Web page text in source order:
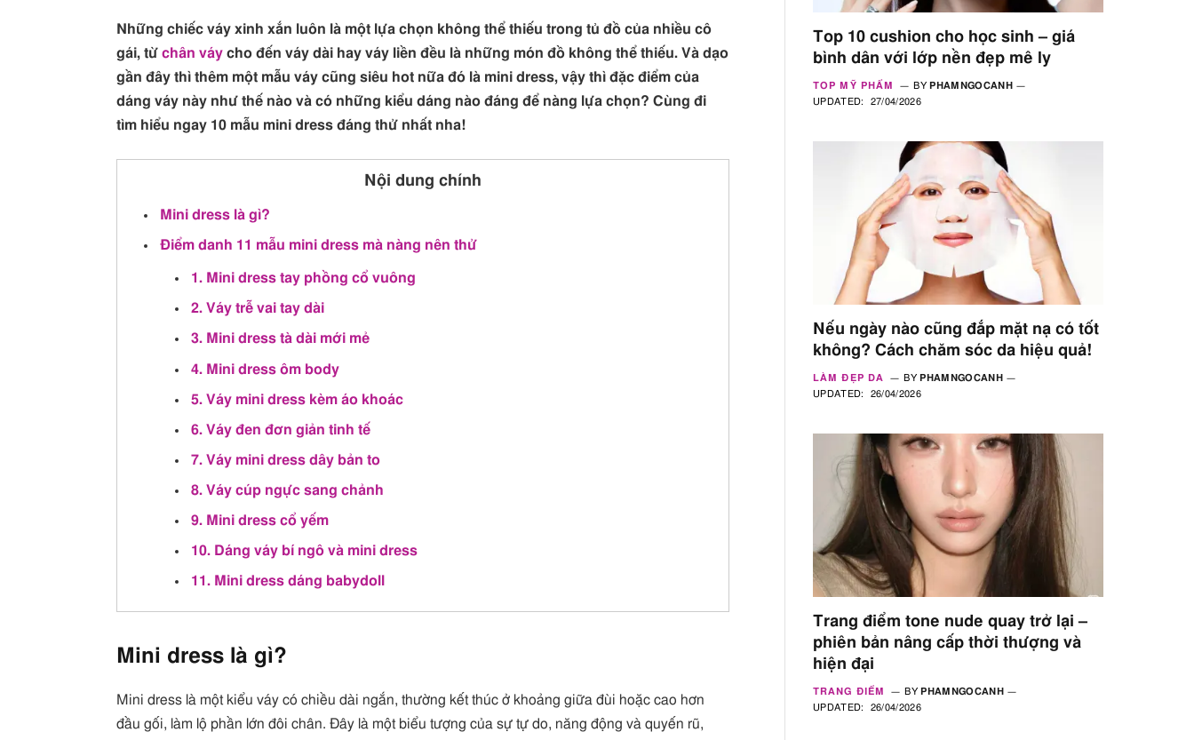
Những chiếc váy xinh xắn luôn là một lựa chọn không thể thiếu trong tủ đồ của nhiều cô
gái, từchân váy cho đến váy dài hay váy liền đều là những món đồ không thể thiếu. Và dạo
gần đây thì thêm một mẫu váy cũng siêu hot nữa đó là mini dress, vậy thì đặc điểm của
dáng váy này như thế nào và có những kiểu dáng nào đáng để nàng lựa chọn? Cùng đi
tìm hiểu ngay 10 mẫu mini dress đáng thử nhất nha!
Nội dung chính
Mini dress là gì?
Điểm danh 11 mẫu mini dress mà nàng nên thử
1. Mini dress tay phồng cổ vuông
2. Váy trễ vai tay dài
3. Mini dress tà dài mới mẻ
4. Mini dress ôm body
5. Váy mini dress kèm áo khoác
6. Váy đen đơn giản tinh tế
7. Váy mini dress dây bản to
8. Váy cúp ngực sang chảnh
9. Mini dress cổ yếm
10. Dáng váy bí ngô và mini dress
11. Mini dress dáng babydoll
Mini dress là gì?
Mini dress là một kiểu váy có chiều dài ngắn, thường kết thúc ở khoảng giữa đùi hoặc cao hơn
đầu gối, làm lộ phần lớn đôi chân. Đây là một biểu tượng của sự tự do, năng động và quyến rũ,
Top 10 cushion cho học sinh – giá
bình dân với lớp nền đẹp mê ly
TOP MỸ PHẨM BY PHAMNGOCANH
UPDATED:
27/04/2026
Nếu ngày nào cũng đắp mặt nạ có tốt
không? Cách chăm sóc da hiệu quả!
LÀM ĐẸP DA BY PHAMNGOCANH
UPDATED:
26/04/2026
Trang điểm tone nude quay trở lại –
phiên bản nâng cấp thời thượng và
hiện đại
TRANG ĐIỂM BY PHAMNGOCANH
UPDATED:
26/04/2026